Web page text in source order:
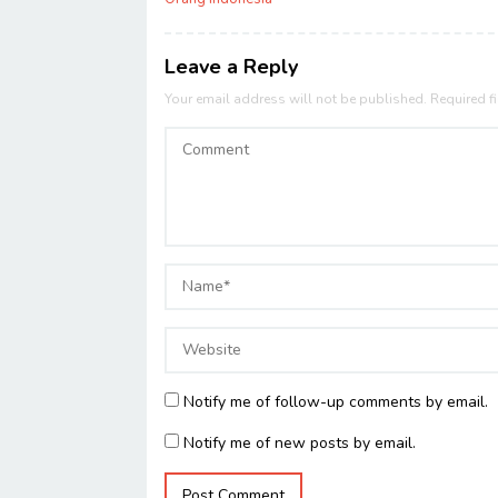
Leave a Reply
Your email address will not be published. Required
Notify me of follow-up comments by email.
Notify me of new posts by email.